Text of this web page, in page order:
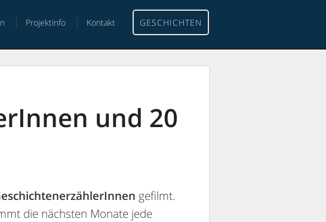
Projektinfo Kontakt GESCHICHTEN
und 20
gefilmt.
die nächsten Monate jede